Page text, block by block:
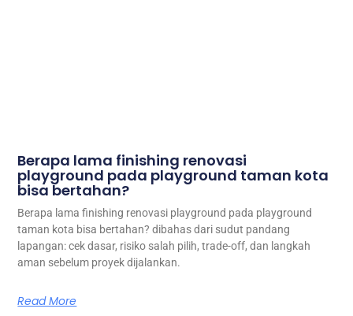
Berapa lama finishing renovasi
playground pada playground taman kota
bisa bertahan?
Berapa lama finishing renovasi playground pada playground
taman kota bisa bertahan? dibahas dari sudut pandang
lapangan: cek dasar, risiko salah pilih, trade-off, dan langkah
aman sebelum proyek dijalankan.
Read More